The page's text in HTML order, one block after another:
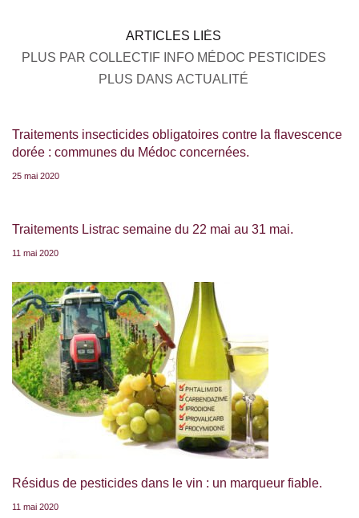
ARTICLES LIÉS
PLUS PAR COLLECTIF INFO MÉDOC PESTICIDES
PLUS DANS ACTUALITÉ
Traitements insecticides obligatoires contre la flavescence
dorée : communes du Médoc concernées.
25 mai 2020
Traitements Listrac semaine du 22 mai au 31 mai.
11 mai 2020
Résidus de pesticides dans le vin : un marqueur fiable.
11 mai 2020